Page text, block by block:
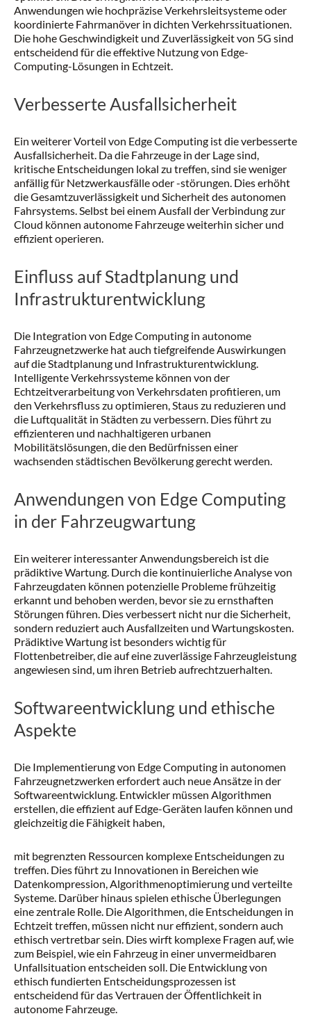
Anwendungen wie hochpräzise Verkehrsleitsysteme oder
koordinierte Fahrmanöver in dichten Verkehrssituationen.
Die hohe Geschwindigkeit und Zuverlässigkeit von 5G sind
entscheidend für die effektive Nutzung von Edge-
Computing-Lösungen in Echtzeit.
Verbesserte Ausfallsicherheit
Ein weiterer Vorteil von Edge Computing ist die verbesserte
Ausfallsicherheit. Da die Fahrzeuge in der Lage sind,
kritische Entscheidungen lokal zu treffen, sind sie weniger
anfällig für Netzwerkausfälle oder -störungen. Dies erhöht
die Gesamtzuverlässigkeit und Sicherheit des autonomen
Fahrsystems. Selbst bei einem Ausfall der Verbindung zur
Cloud können autonome Fahrzeuge weiterhin sicher und
effizient operieren.
Einfluss auf Stadtplanung und
Infrastrukturentwicklung
Die Integration von Edge Computing in autonome
Fahrzeugnetzwerke hat auch tiefgreifende Auswirkungen
auf die Stadtplanung und Infrastrukturentwicklung.
Intelligente Verkehrssysteme können von der
Echtzeitverarbeitung von Verkehrsdaten profitieren, um
den Verkehrsfluss zu optimieren, Staus zu reduzieren und
die Luftqualität in Städten zu verbessern. Dies führt zu
effizienteren und nachhaltigeren urbanen
Mobilitätslösungen, die den Bedürfnissen einer
wachsenden städtischen Bevölkerung gerecht werden.
Anwendungen von Edge Computing
in der Fahrzeugwartung
Ein weiterer interessanter Anwendungsbereich ist die
prädiktive Wartung. Durch die kontinuierliche Analyse von
Fahrzeugdaten können potenzielle Probleme frühzeitig
erkannt und behoben werden, bevor sie zu ernsthaften
Störungen führen. Dies verbessert nicht nur die Sicherheit,
sondern reduziert auch Ausfallzeiten und Wartungskosten.
Prädiktive Wartung ist besonders wichtig für
Flottenbetreiber, die auf eine zuverlässige Fahrzeugleistung
angewiesen sind, um ihren Betrieb aufrechtzuerhalten.
Softwareentwicklung und ethische
Aspekte
Die Implementierung von Edge Computing in autonomen
Fahrzeugnetzwerken erfordert auch neue Ansätze in der
Softwareentwicklung. Entwickler müssen Algorithmen
erstellen, die effizient auf Edge-Geräten laufen können und
gleichzeitig die Fähigkeit haben,
mit begrenzten Ressourcen komplexe Entscheidungen zu
treffen. Dies führt zu Innovationen in Bereichen wie
Datenkompression, Algorithmenoptimierung und verteilte
Systeme. Darüber hinaus spielen ethische Überlegungen
eine zentrale Rolle. Die Algorithmen, die Entscheidungen in
Echtzeit treffen, müssen nicht nur effizient, sondern auch
ethisch vertretbar sein. Dies wirft komplexe Fragen auf, wie
zum Beispiel, wie ein Fahrzeug in einer unvermeidbaren
Unfallsituation entscheiden soll. Die Entwicklung von
ethisch fundierten Entscheidungsprozessen ist
entscheidend für das Vertrauen der Öffentlichkeit in
autonome Fahrzeuge.